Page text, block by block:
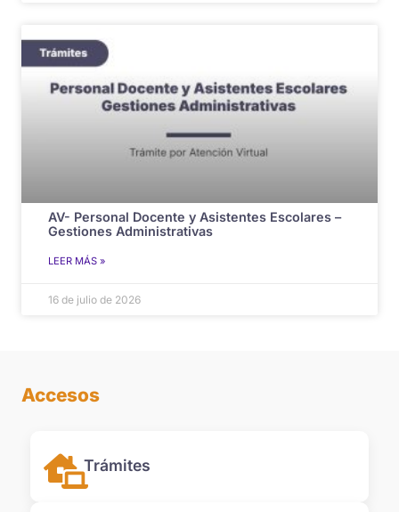
AV- Personal Docente y Asistentes Escolares –
Gestiones Administrativas
LEER MÁS »
16 de julio de 2026
Accesos
Trámites